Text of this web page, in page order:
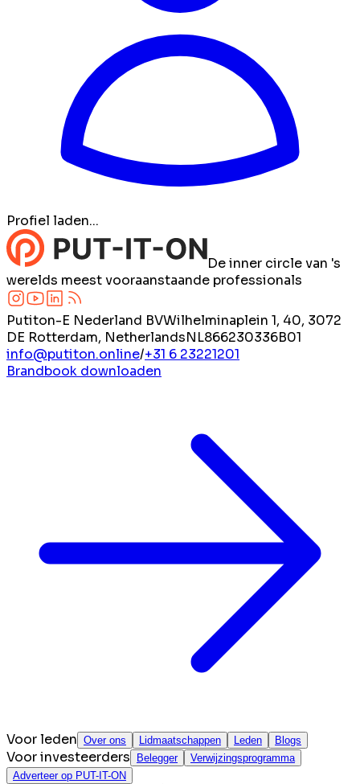
Profiel laden...
De inner circle van 's
werelds meest vooraanstaande professionals
Putiton-E Nederland BVWilhelminaplein 1, 40, 3072
DE Rotterdam, NetherlandsNL866230336B01
info@putiton.online/+31 6 23221201
Brandbook downloaden
Voor leden Over ons Lidmaatschappen Leden Blogs
Voor investeerders Belegger
Verwijzingsprogramma
Adverteer op PUT-IT-ON